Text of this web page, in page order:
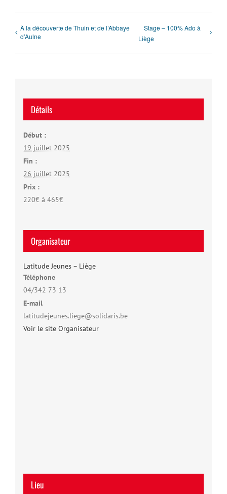
À la découverte de Thuin et de l’Abbaye
d’Aulne
Stage – 100% Ado à
Liège
Détails
Début :
19 juillet 2025
Fin :
26 juillet 2025
Prix :
220€ à 465€
Organisateur
Latitude Jeunes – Liège
Téléphone
04/342 73 13
E-mail
latitudejeunes.liege@solidaris.be
Voir le site Organisateur
Lieu